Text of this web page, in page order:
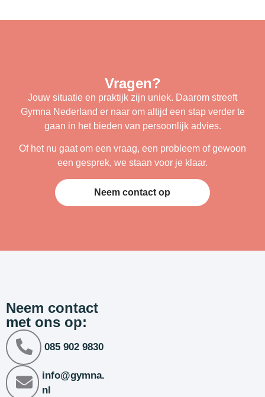
Vragen?
Jouw situatie en praktijk zijn uniek. Daarom streeft
Gymna Nederland er naar om altijd een stap verder te
gaan in het bieden van persoonlijk advies.
Of het nu gaat om een vraag, een probleem of gewoon
een gesprek, we staan voor je klaar.
Neem contact op
Neem contact
met ons op:
085 902 9830
info@gymna.
nl